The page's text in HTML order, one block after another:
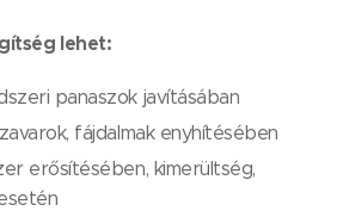
lehet:
panaszok javításában
fájdalmak enyhítésében
erősítésében, kimerültség,